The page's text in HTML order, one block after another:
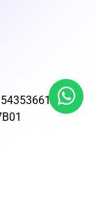
54353661